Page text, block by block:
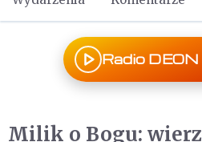
Radio
Milik o Bogu: